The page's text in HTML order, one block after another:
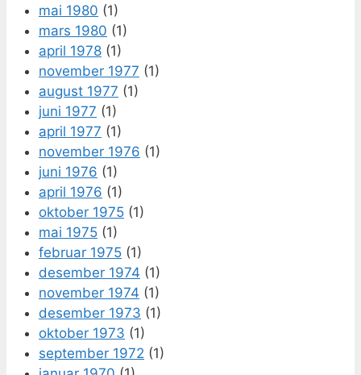
mai 1980 (1)
mars 1980 (1)
april 1978 (1)
november 1977 (1)
august 1977 (1)
juni 1977 (1)
april 1977 (1)
november 1976 (1)
juni 1976 (1)
april 1976 (1)
oktober 1975 (1)
mai 1975 (1)
februar 1975 (1)
desember 1974 (1)
november 1974 (1)
desember 1973 (1)
oktober 1973 (1)
september 1972 (1)